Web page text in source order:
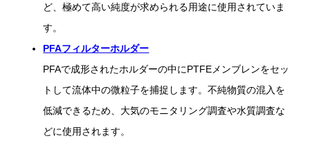
ど、極めて高い純度が求められる用途に使用されていま
す。
PFAフィルターホルダー
PFAで成形されたホルダーの中にPTFEメンブレンをセッ
トして流体中の微粒子を捕捉します。不純物質の混入を
低減できるため、大気のモニタリング調査や水質調査な
どに使用されます。